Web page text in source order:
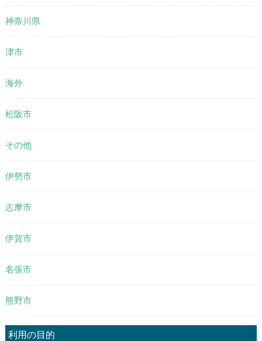
神奈川県
津市
海外
松阪市
その他
伊勢市
志摩市
伊賀市
名張市
熊野市
利用の目的